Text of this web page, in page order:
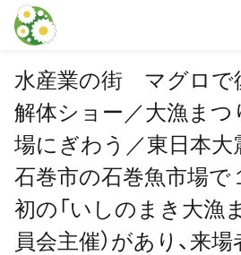
本文に飛ぶ
水産業の街 マグロ
解体ショー／大漁まつ
場にぎわう／東日本大
石巻市の石巻魚市場で
初の「いしのまき大漁
員会主催）があり、来